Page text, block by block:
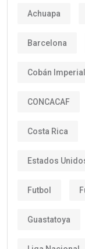
Achuapa
Barcelona
Cobán Imperial
CONCACAF
Costa Rica
Estados
Futbol
Guastatoya